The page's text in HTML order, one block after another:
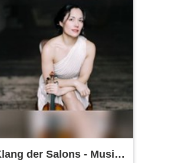
der Salons - Musik